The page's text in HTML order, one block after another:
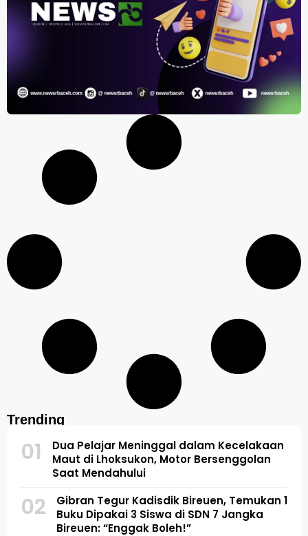
Trending
01
Dua Pelajar Meninggal dalam Kecelakaan
Maut di Lhoksukon, Motor Bersenggolan
Saat Mendahului
02
Gibran Tegur Kadisdik Bireuen, Temukan 1
Buku Dipakai 3 Siswa di SDN 7 Jangka
Bireuen: “Enggak Boleh!”